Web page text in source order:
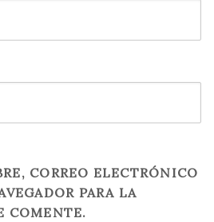
CORREO ELECTRÓNICO
PARA LA
COMENTE.